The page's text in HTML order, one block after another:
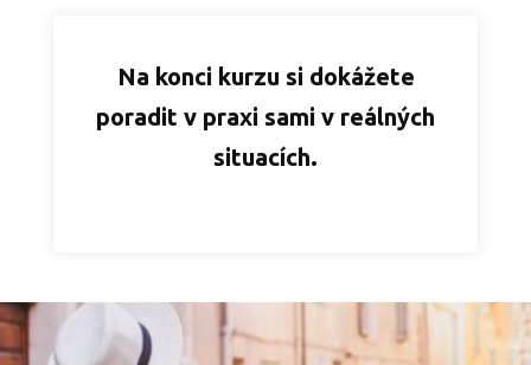
Na konci kurzu si dokážete
poradit v praxi sami v reálných
situacích.